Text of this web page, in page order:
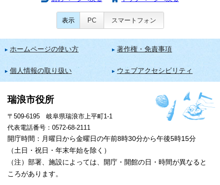
表示 PC スマートフォン
ホームページの使い方 著作権・免責事項
個人情報の取り扱い ウェブアクセシビリティ
瑞浪市役所
〒509-6195 岐阜県瑞浪市上平町1-1
代表電話番号：0572-68-2111
開庁時間：月曜日から金曜日の午前8時30分から午後5時15分
（土日・祝日・年末年始を除く）
（注）部署、施設によっては、開庁・開館の日・時間が異なると
ころがあります。